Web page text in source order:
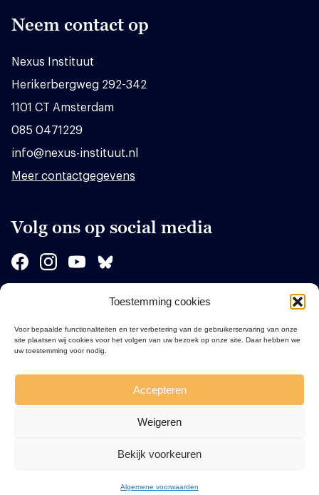
Toestemming cookies
Voor bepaalde functionaliteiten en ter verbetering van de gebruikerservaring van onze
site plaatsen wij cookies voor het volgen van uw bezoek op onze site. Daar hebben we
uw toestemming voor nodig.
Accepteren
Weigeren
Bekijk voorkeuren
Algemene voorwaarden
Neem contact op
Nexus Instituut
Herikerbergweg 292-342
1101 CT Amsterdam
085 0471229
info@nexus-instituut.nl
Meer contactgegevens
Volg ons op social media